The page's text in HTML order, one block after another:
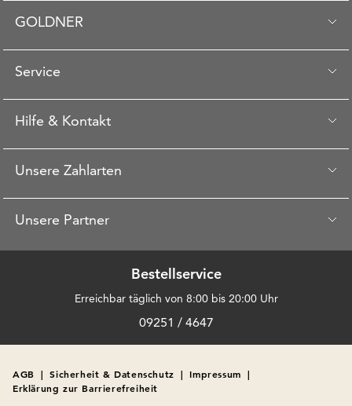
GOLDNER
Service
Hilfe & Kontakt
Unsere Zahlarten
Unsere Partner
Bestellservice
Erreichbar täglich von 8:00 bis 20:00 Uhr
09251 / 4647
AGB | Sicherheit & Datenschutz | Impressum |
Erklärung zur Barrierefreiheit